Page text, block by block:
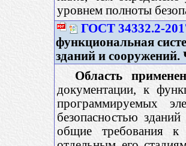
уровнем полноты
ГОСТ 34332.2-
функциональная
зданий и
Область
документации, к
программируемых
безопасностью
общие требования